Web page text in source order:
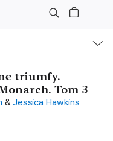
triumfy.
Tom 3
& Jessica Hawkins